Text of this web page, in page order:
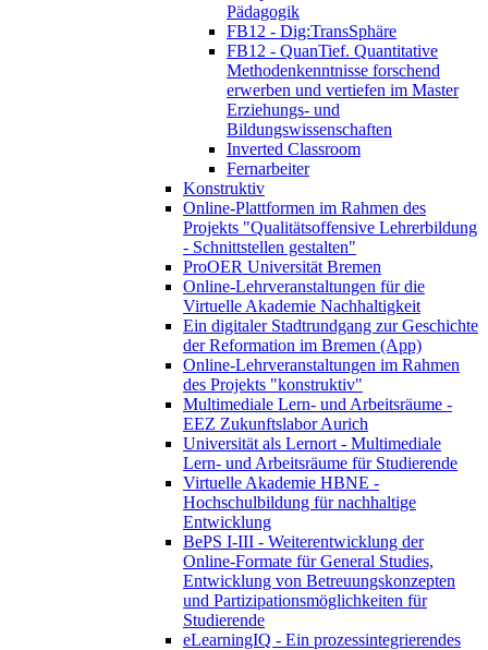
Pädagogik
FB12 - Dig:TransSphäre
FB12 - QuanTief. Quantitative
Methodenkenntnisse forschend
erwerben und vertiefen im Master
Erziehungs- und
Bildungswissenschaften
Inverted Classroom
Fernarbeiter
Konstruktiv
Online-Plattformen im Rahmen des
Projekts "Qualitätsoffensive Lehrerbildung
- Schnittstellen gestalten"
ProOER Universität Bremen
Online-Lehrveranstaltungen für die
Virtuelle Akademie Nachhaltigkeit
Ein digitaler Stadtrundgang zur Geschichte
der Reformation im Bremen (App)
Online-Lehrveranstaltungen im Rahmen
des Projekts "konstruktiv"
Multimediale Lern- und Arbeitsräume -
EEZ Zukunftslabor Aurich
Universität als Lernort - Multimediale
Lern- und Arbeitsräume für Studierende
Virtuelle Akademie HBNE -
Hochschulbildung für nachhaltige
Entwicklung
BePS I-III - Weiterentwicklung der
Online-Formate für General Studies,
Entwicklung von Betreuungskonzepten
und Partizipationsmöglichkeiten für
Studierende
eLearningIQ - Ein prozessintegrierendes